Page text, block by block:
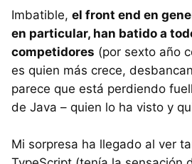
Imbatible, el front end en
en particular, han batido a
competidores (por sexto año
es quien más crece,
parece que está perdiendo
de Java – quien lo ha visto y
Mi sorpresa ha llegado al ver